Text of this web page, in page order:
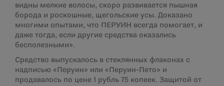
видны мелкие волосы, скоро развивается пышная
борода и роскошные, щегольские усы. Доказано
многими опытами, что ПЕРУИН всегда помогает, и
даже тогда, если другие средства оказались
бесполезными».
Средство выпускалось в стеклянных флаконах с
надписью «Перуин» или «Перуин-Пето» и
продавалось по цене 1 рубль 75 копеек. Защитой от